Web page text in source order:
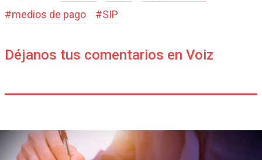
#medios de pago #SIP
Déjanos tus comentarios en Voiz